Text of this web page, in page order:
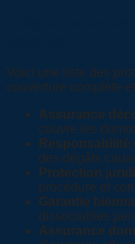
Voici une liste des
couverture complète
Assurance
couvre les
des dégâts
Protection
procédure et
Garantie
dissociables
Assurance